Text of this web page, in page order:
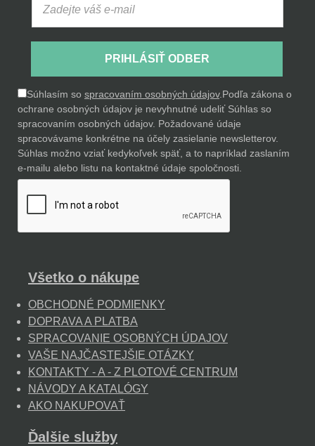
PRIHLÁSIŤ ODBER
Súhlasím so spracovaním osobných údajov. Podľa zákona o
ochrane osobných údajov je nevyhnutné udeliť Súhlas so
spracovaním osobných údajov. Požadované údaje
spracovávame konkrétne na účely zasielanie newsletterov.
Súhlas možno vziať kedykoľvek späť, a to napríklad zaslaním
e-mailu alebo listu na kontaktné údaje spoločnosti.
Všetko o nákupe
OBCHODNÉ PODMIENKY
DOPRAVA A PLATBA
SPRACOVANIE OSOBNÝCH ÚDAJOV
VAŠE NAJČASTEJŠIE OTÁZKY
KONTAKTY - A - Z PLOTOVÉ CENTRUM
NÁVODY A KATALÓGY
AKO NAKUPOVAŤ
Ďalšie služby